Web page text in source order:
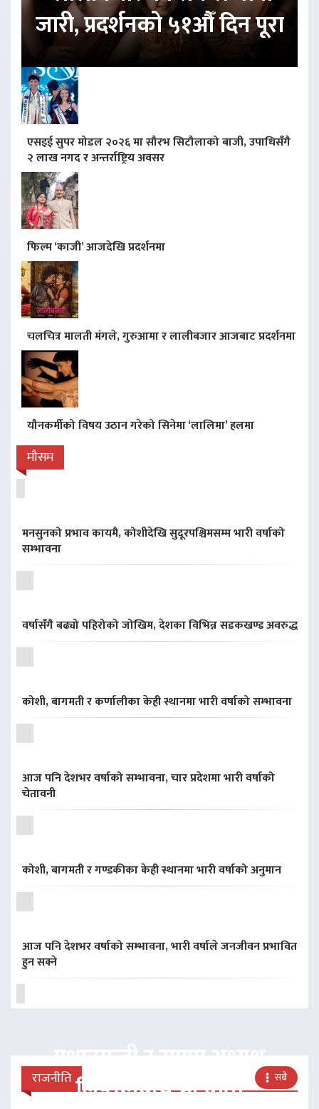
जारी, प्रदर्शनको ५१औँ दिन पूरा
एसइई सुपर मोडल २०२६ मा सौरभ सिटौलाको बाजी, उपाधिसँगै
२ लाख नगद र अन्तर्राष्ट्रिय अवसर
फिल्म ‘काजी’ आजदेखि प्रदर्शनमा
चलचित्र मालती मंगले, गुरुआमा र लालीबजार आजबाट प्रदर्शनमा
यौनकर्मीको विषय उठान गरेको सिनेमा ‘लालिमा’ हलमा
मौसम
मनसुनको प्रभाव कायमै, कोशीदेखि सुदूरपश्चिमसम्म भारी वर्षाको
सम्भावना
वर्षासँगै बढ्यो पहिरोको जोखिम, देशका विभिन्न सडकखण्ड अवरुद्ध
कोशी, बागमती र कर्णालीका केही स्थानमा भारी वर्षाको सम्भावना
आज पनि देशभर वर्षाको सम्भावना, चार प्रदेशमा भारी वर्षाको
चेतावनी
कोशी, बागमती र गण्डकीका केही स्थानमा भारी वर्षाको अनुमान
आज पनि देशभर वर्षाको सम्भावना, भारी वर्षाले जनजीवन प्रभावित
हुन सक्ने
राजनीति सबै
प्रधानमन्त्री र राप्रपा अध्यक्ष
लिङदेनबीच भेटवार्ता